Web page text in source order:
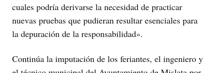
cuales podría derivarse la necesidad de practicar
nuevas pruebas que pudieran resultar esenciales para
la depuración de la responsabilidad».
Continúa la imputación de los feriantes, el ingeniero y